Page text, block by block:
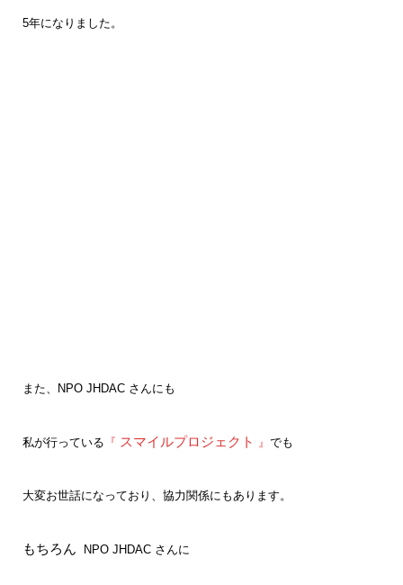
5年になりました。
また、NPO JHDAC さんにも
私が行っている 『 スマイルプロジェクト 』 でも
大変お世話になっており、協力関係にもあります。
もちろん NPO JHDAC さんに